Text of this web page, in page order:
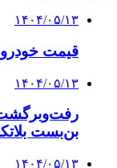
۱۴۰۴/۰۵/۱۳
قیمت
۱۴۰۴/۰۵/۱۳
بن‌بست
۱۴۰۴/۰۵/۱۳